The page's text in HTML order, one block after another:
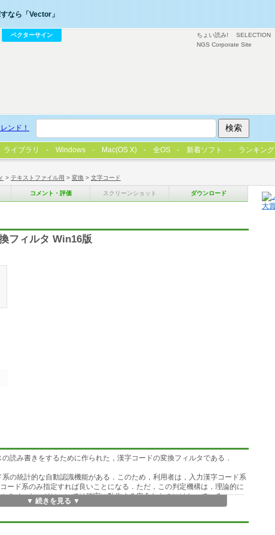
> テキストファイル用 > 変換 > 文字コード
コメント・評価 スクリーンショット ダウンロード
フィルタ Win16版
読み書きをするために作られた，漢字コードの変換フィルタである．
の統計的な自動認識機能がある．このため，利用者は，入力漢字コード系
ード系のみ指定すれば良いことになる．ただ，この判定機構は，理論的に
のメッセージについては確実に動作する安全なものにはなっている。
，７ビットJIS，シフトJIS，EUCのいずれかである．出力する漢字コー
▼ 続きを見る ▼
ちょい読み! SELECTION
NGS Corporate Site
なら「Vector」
ベクターサイン
ンド！
ライブラリ Windows Mac(OS X) 全OS 新着ソフト ランキング